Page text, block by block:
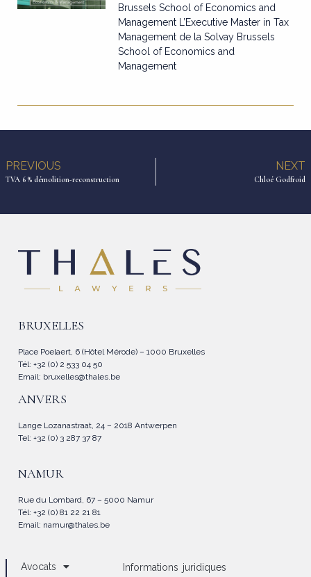
Brussels School of Economics and
Management L’Executive Master in Tax
Management de la Solvay Brussels
School of Economics and
Management
PREVIOUS
TVA 6 % démolition-reconstruction
NEXT
Chloé Godfroid
BRUXELLES
Place Poelaert, 6 (Hôtel Mérode) – 1000 Bruxelles
Tél: +32 (0) 2 533 04 50
Email: bruxelles@thales.be
ANVERS
Lange Lozanastraat, 24 – 2018 Antwerpen
Tel: +32 (0) 3 287 37 87
NAMUR
Rue du Lombard, 67 – 5000 Namur
Tél: +32 (0) 81 22 21 81
Email: namur@thales.be
Avocats
Informations juridiques